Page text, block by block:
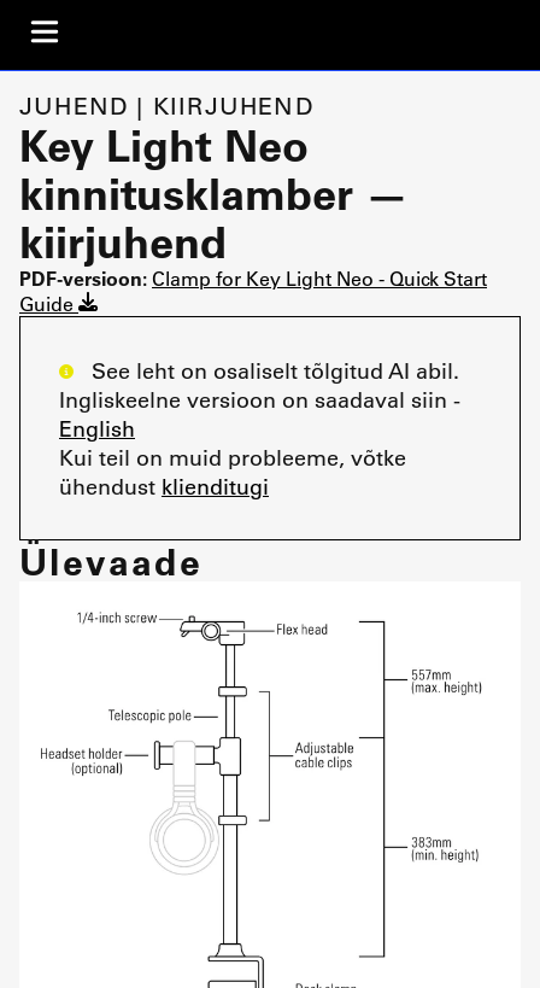
JUHEND | KIIRJUHEND
Key Light Neo
kinnitusklamber —
kiirjuhend
PDF-versioon:Clamp for Key Light Neo - Quick Start
Guide
See leht on osaliselt tõlgitud AI abil.
Ingliskeelne versioon on saadaval siin -
English
Kui teil on muid probleeme, võtke
ühendust klienditugi
Ülevaade